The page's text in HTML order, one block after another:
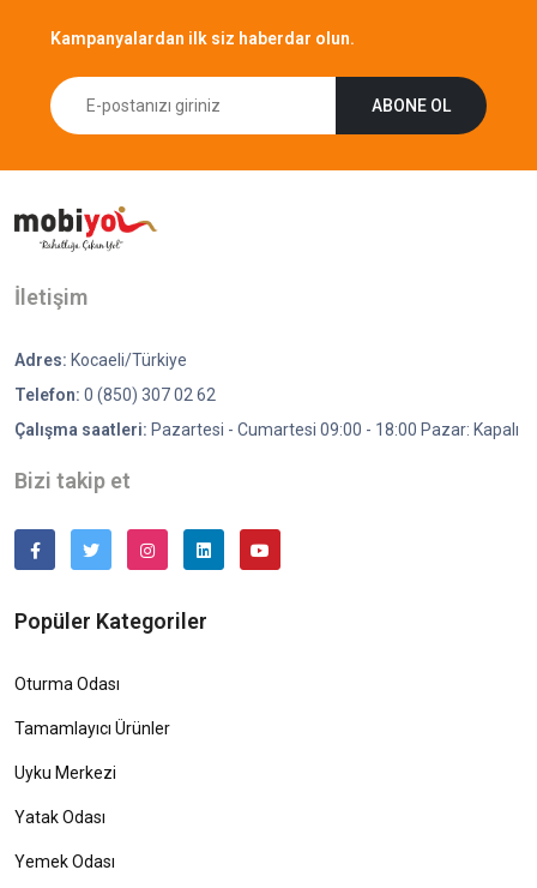
Kampanyalardan ilk siz haberdar olun.
ABONE OL
İletişim
Adres: Kocaeli/Türkiye
Telefon: 0 (850) 307 02 62
Çalışma saatleri: Pazartesi - Cumartesi 09:00 - 18:00 Pazar: Kapalı
Bizi takip et
Popüler Kategoriler
Oturma Odası
Tamamlayıcı Ürünler
Uyku Merkezi
Yatak Odası
Yemek Odası